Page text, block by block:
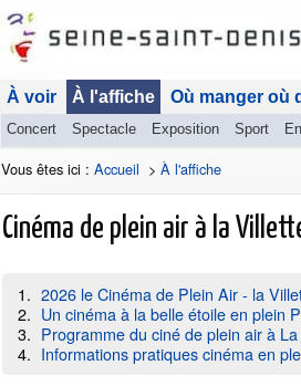
À voir À l'affiche
Concert Spectacle Exposition Sport
Où manger où
Vous êtes ici : Accueil > À l'affiche
Cinéma de plein air à la
2026 le Cinéma de Plein Air - la
Un cinéma à la belle étoile en plein
Programme du ciné de plein air à
Informations pratiques cinéma en